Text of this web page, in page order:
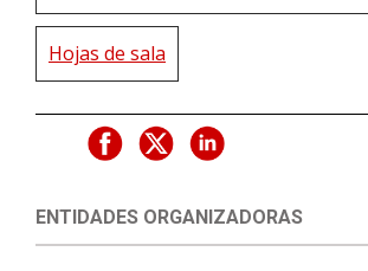
Hojas de sala
ENTIDADES ORGANIZADORAS